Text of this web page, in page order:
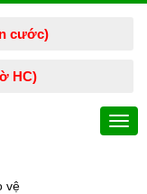
cước)
HC)
vệ